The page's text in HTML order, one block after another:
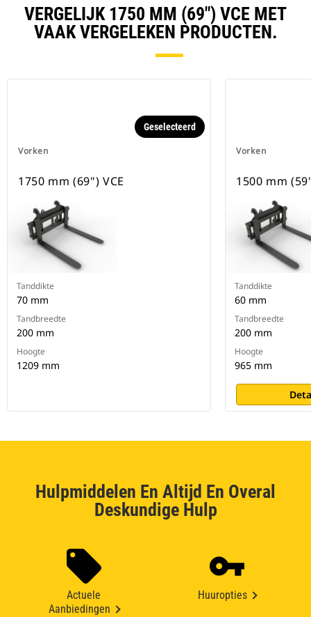
VERGELIJK 1750 MM (69") VCE MET
VAAK VERGELEKEN PRODUCTEN.
Vorken
Geselecteerd
1750 mm (69") VCE
Tanddikte
70 mm
Tandbreedte
200 mm
Hoogte
1209 mm
Vorken
1500 mm
Tanddikte
60 mm
Tandbreedte
200 mm
Hoogte
965 mm
Hulpmiddelen En Altijd En Overal
Deskundige Hulp
Actuele
Aanbiedingen
Huuropties